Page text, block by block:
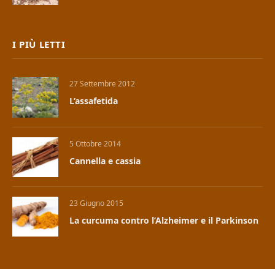
I PIÙ LETTI
27 Settembre 2012
L’assafetida
5 Ottobre 2014
Cannella e cassia
23 Giugno 2015
La curcuma contro l’Alzheimer e il Parkinson